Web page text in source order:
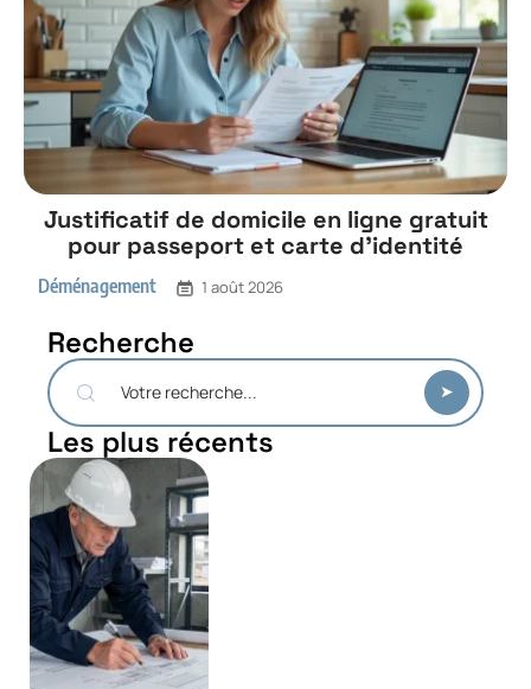
Justificatif de domicile en ligne gratuit
pour passeport et carte d’identité
Déménagement 1 août 2026
Recherche
Les plus récents